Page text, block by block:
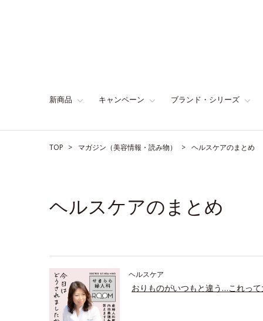
新商品 キャンペーン ブランド・シリーズ
TOP マガジン（美容情報・読み物） ヘルスケアのまとめ
ヘルスケアのまとめ
ヘルスケア
おりものがいつもと違う…これっ